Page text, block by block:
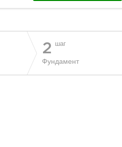
2 шаг
Фундамент